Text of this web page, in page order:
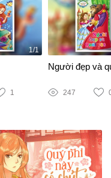
1/1
1
Người đẹp và
247